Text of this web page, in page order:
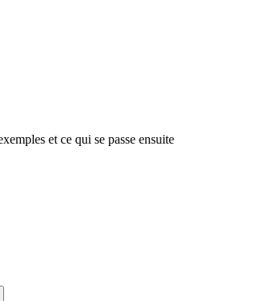
et ce qui se passe ensuite